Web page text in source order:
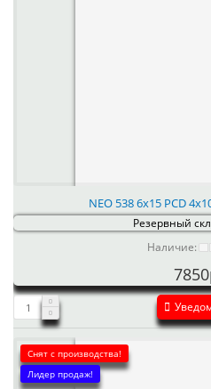
NEO 538 6x15 PCD
Резервный
Наличие:
Снят с производства!
Лидер продаж!